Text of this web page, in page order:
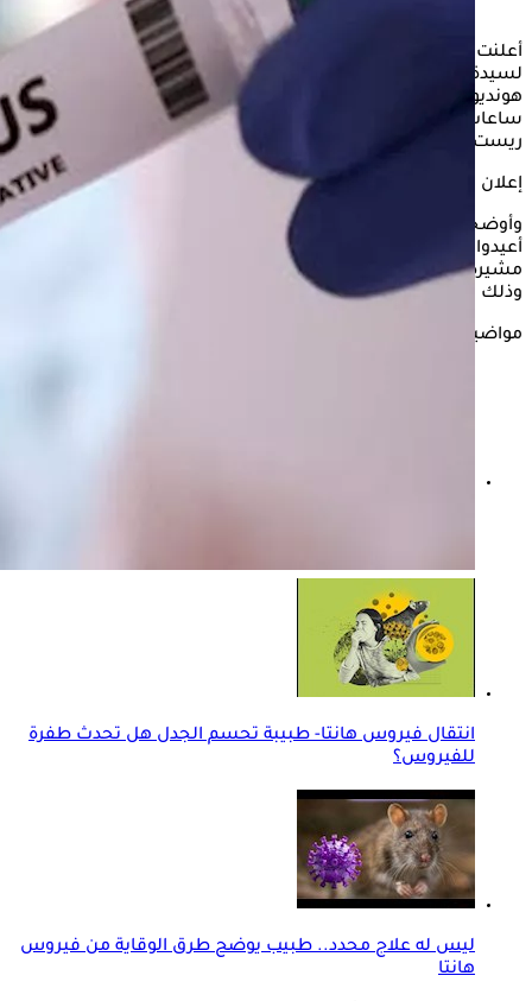
أعلنت السلطات الفرنسية تسجيل أول حالة إصابة بفيروس هانتا،
لسيدة فرنسية تم إجلاؤها من
السفينة السياحية
الموبوءة "إم في
هونديوس"، بعدما تدهورت حالتها الصحية داخل المستشفى خلال
ساعات الليل، بحسب ما أعلنته وزيرة الصحة الفرنسية ستيفاني
ريست الاثنين.
إعلان
وأوضحت ريست أن السيدة كانت ضمن خمسة ركاب فرنسيين
أعيدوا إلى باريس الأحد من السفينة التي شهدت انتشار الفيروس،
مشيرة إلى أن الأعراض ظهرت عليها خلال رحلة العودة إلى فرنسا،
وذلك وفق تصريحات لإذاعة "فرانس إنتر" العامة.
مواضيع ذات صلة
انتقال فيروس هانتا- طبيبة تحسم الجدل هل تحدث طفرة
للفيروس؟
ليس له علاج محدد.. طبيب يوضح طرق الوقاية من فيروس
هانتا